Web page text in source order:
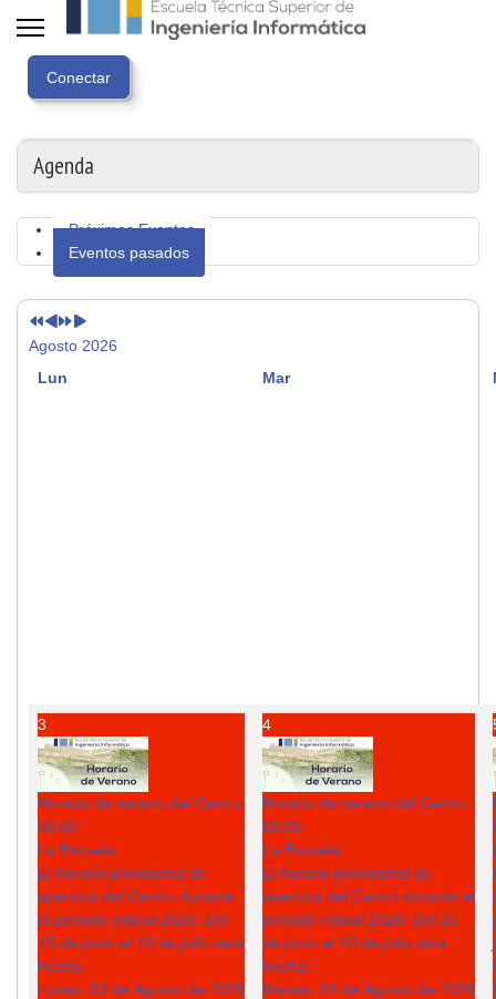
Agenda
Próximos Eventos
Eventos pasados
anterior
Agosto 2026
Lun
Mar
3
Horario de verano del Centro
08:00
La Escuela
El horario provisional de
apertura del Centro durante
el periodo estival 2026: Del
15 de junio al 10 de julio será
Fecha :
Lunes, 03 de Agosto de 2026
4
Horario de verano del Centro
08:00
La Escuela
El horario provisional de
apertura del Centro durante el
periodo estival 2026: Del 15
de junio al 10 de julio será
Fecha :
Martes, 04 de Agosto de 2026